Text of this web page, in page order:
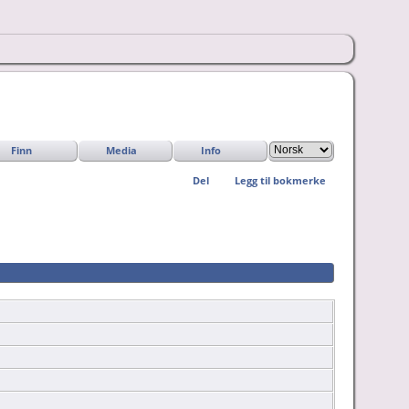
Finn Media Info
Del Legg til bokmerke